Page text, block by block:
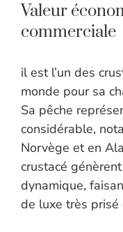
Valeur
commerciale
il est l’un des
monde pour sa
Sa pêche
considérable,
Norvège et en
crustacé
dynamique,
de luxe très prisé